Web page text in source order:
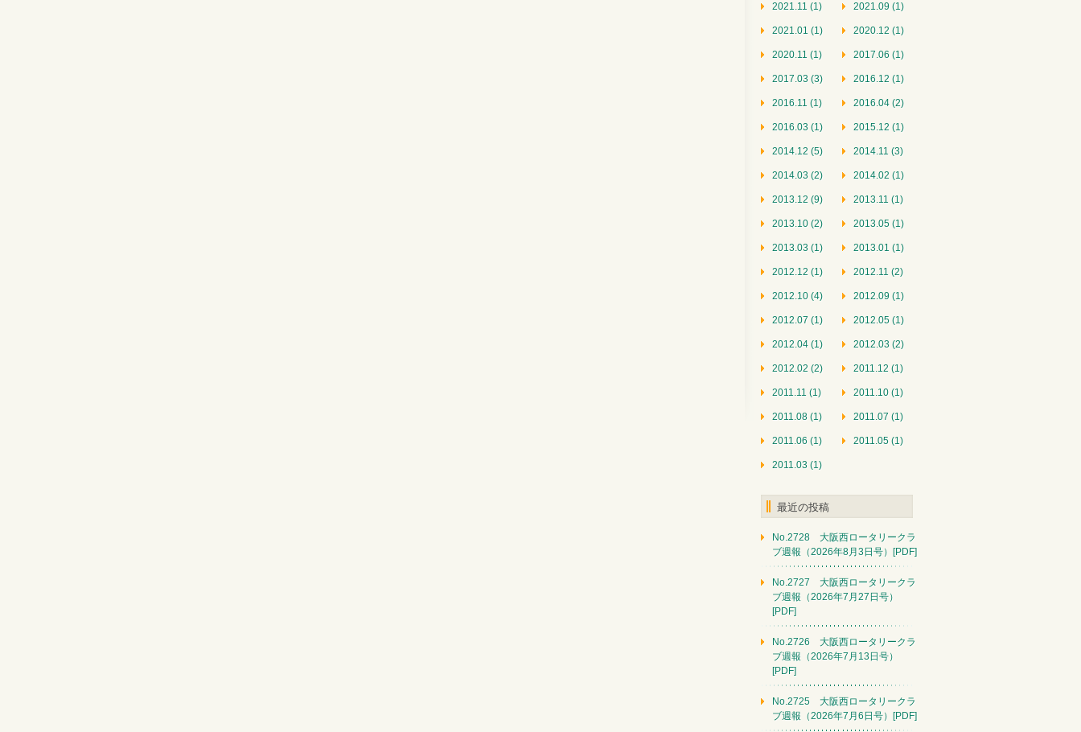
2021.11 (1) 2021.09 (1)
2021.01 (1) 2020.12 (1)
2020.11 (1) 2017.06 (1)
2017.03 (3) 2016.12 (1)
2016.11 (1) 2016.04 (2)
2016.03 (1) 2015.12 (1)
2014.12 (5) 2014.11 (3)
2014.03 (2) 2014.02 (1)
2013.12 (9) 2013.11 (1)
2013.10 (2) 2013.05 (1)
2013.03 (1) 2013.01 (1)
2012.12 (1) 2012.11 (2)
2012.10 (4) 2012.09 (1)
2012.07 (1) 2012.05 (1)
2012.04 (1) 2012.03 (2)
2012.02 (2) 2011.12 (1)
2011.11 (1) 2011.10 (1)
2011.08 (1) 2011.07 (1)
2011.06 (1) 2011.05 (1)
2011.03 (1)
最近の投稿
No.2728 大阪西ロータリークラ
ブ週報（2026年8月3日号）[PDF]
No.2727 大阪西ロータリークラ
ブ週報（2026年7月27日号）
[PDF]
No.2726 大阪西ロータリークラ
ブ週報（2026年7月13日号）
[PDF]
No.2725 大阪西ロータリークラ
ブ週報（2026年7月6日号）[PDF]